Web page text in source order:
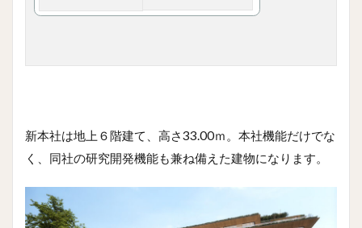
新本社は地上６階建て、高さ33.00ｍ。本社機能だけでな
く、同社の研究開発機能も兼ね備えた建物になります。